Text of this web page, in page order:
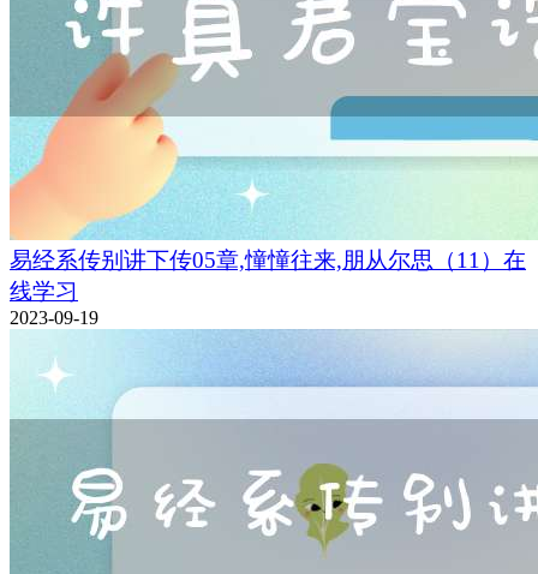
易经系传别讲下传05章,憧憧往来,朋从尔思（11）在
线学习
2023-09-19